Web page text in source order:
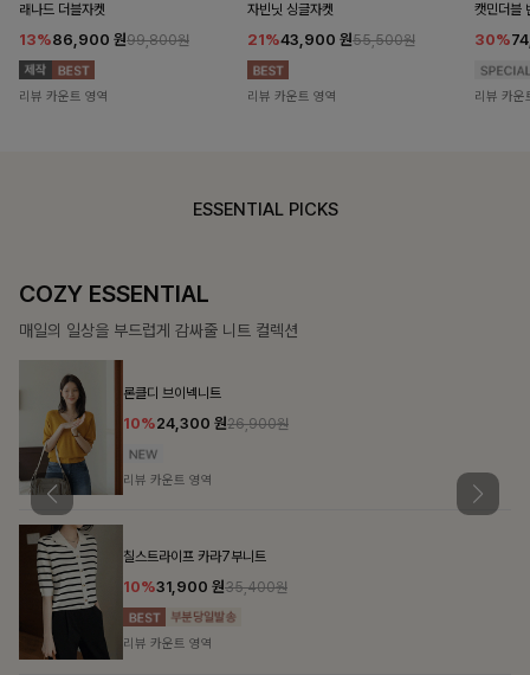
래나드 더블자켓
13%86,900 원99,800원
리뷰 카운트 영역
자빈닛 싱글자켓
21%43,900 원55,500원
리뷰 카운트 영역
캣민더블
30%
리뷰 카운
ESSENTIAL PICKS
COZY ESSENTIAL
매일의 일상을 부드럽게 감싸줄 니트 컬렉션
론클디 브이넥니트
10%24,300 원26,900원
리뷰 카운트 영역
칠스트라이프 카라7부니트
10%31,900 원35,400원
리뷰 카운트 영역